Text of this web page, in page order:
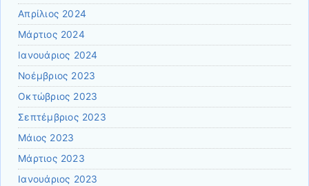
Απρίλιος 2024
Μάρτιος 2024
Ιανουάριος 2024
Νοέμβριος 2023
Οκτώβριος 2023
Σεπτέμβριος 2023
Μάιος 2023
Μάρτιος 2023
Ιανουάριος 2023